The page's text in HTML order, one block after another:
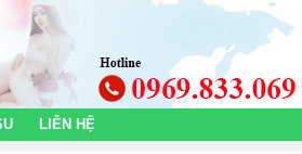
LIÊN HỆ